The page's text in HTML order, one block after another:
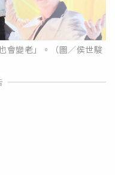
會變老」。（圖／侯世駿